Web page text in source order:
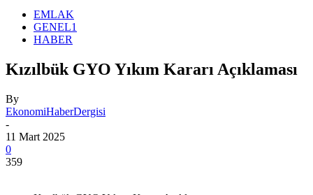
EMLAK
GENEL1
HABER
Kızılbük GYO Yıkım Kararı Açıklaması
By
EkonomiHaberDergisi
-
11 Mart 2025
0
359